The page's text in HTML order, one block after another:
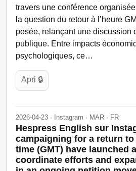
travers une conférence
la question du retour à l’heure
posée, relançant une discussion
publique. Entre impacts
psychologiques, ce…
Apri 🔒
2026-04-23 · Instagram · MAR · FR
Hespress English sur
campaigning for a return to
time (GMT) have launched
coordinate efforts and